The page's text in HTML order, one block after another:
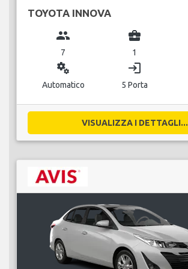
TOYOTA INNOVA
group
7
business_center
1
miscellaneous_services
Automatico
login
5 Porta
VISUALIZZA I DETTAGLI...